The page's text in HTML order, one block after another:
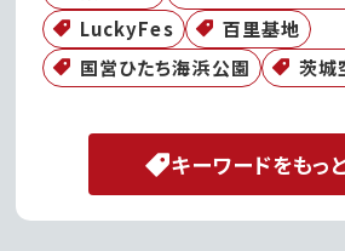
LuckyFes
百里基地
国営ひたち海浜公園
茨城
キーワードをもっ